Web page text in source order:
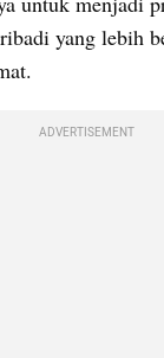
yang lebih
ADVERTISEMENT